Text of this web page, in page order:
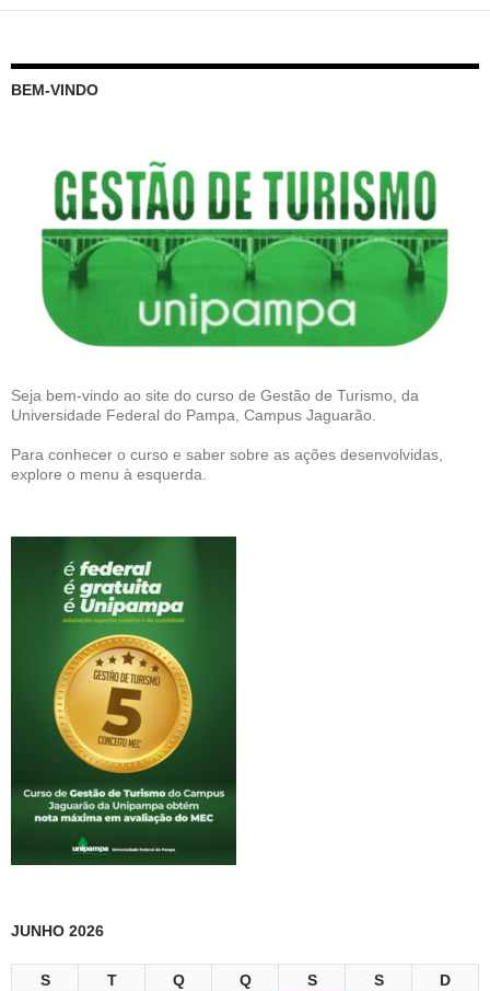
BEM-VINDO
Seja bem-vindo ao site do curso de Gestão de Turismo, da
Universidade Federal do Pampa, Campus Jaguarão.
Para conhecer o curso e saber sobre as ações desenvolvidas,
explore o menu à esquerda.
JUNHO 2026
S T Q Q S S
D